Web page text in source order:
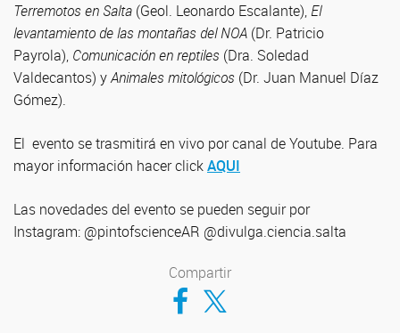
Terremotos en Salta (Geol. Leonardo Escalante),El
levantamiento de las montañas del NOA (Dr. Patricio
Payrola), Comunicación en reptiles (Dra. Soledad
Valdecantos) yAnimales mitológicos (Dr. Juan Manuel Díaz
Gómez).
El evento se trasmitirá en vivo por canal de Youtube. Para
mayor información hacer clickAQUI
Las novedades del evento se pueden seguir por
Instagram: @pintofscienceAR @divulga.ciencia.salta
Compartir
Compartir en Facebook
Compartir en Twitter